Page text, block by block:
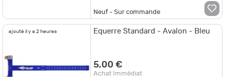
Neuf - Sur commande
ajouté il y a 2 heures Equerre Standard - Avalon - Bleu
5,00 €
Achat Immédiat